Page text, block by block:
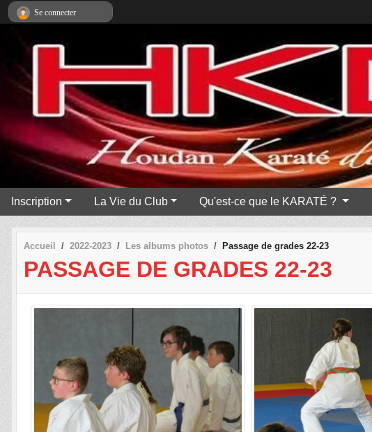
Inscription La Vie du Club Qu'est-ce que le KARATÉ ?
Accueil 2022-2023 Les albums photos Passage de grades 22-23
PASSAGE DE GRADES 22-23
Se connecter
Panneau de gestion des cookies